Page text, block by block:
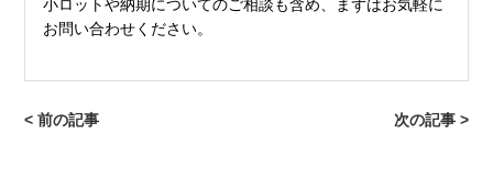
小ロットや納期についてのご相談も含め、まずはお気軽に
お問い合わせください。
< 前の記事 次の記事 >